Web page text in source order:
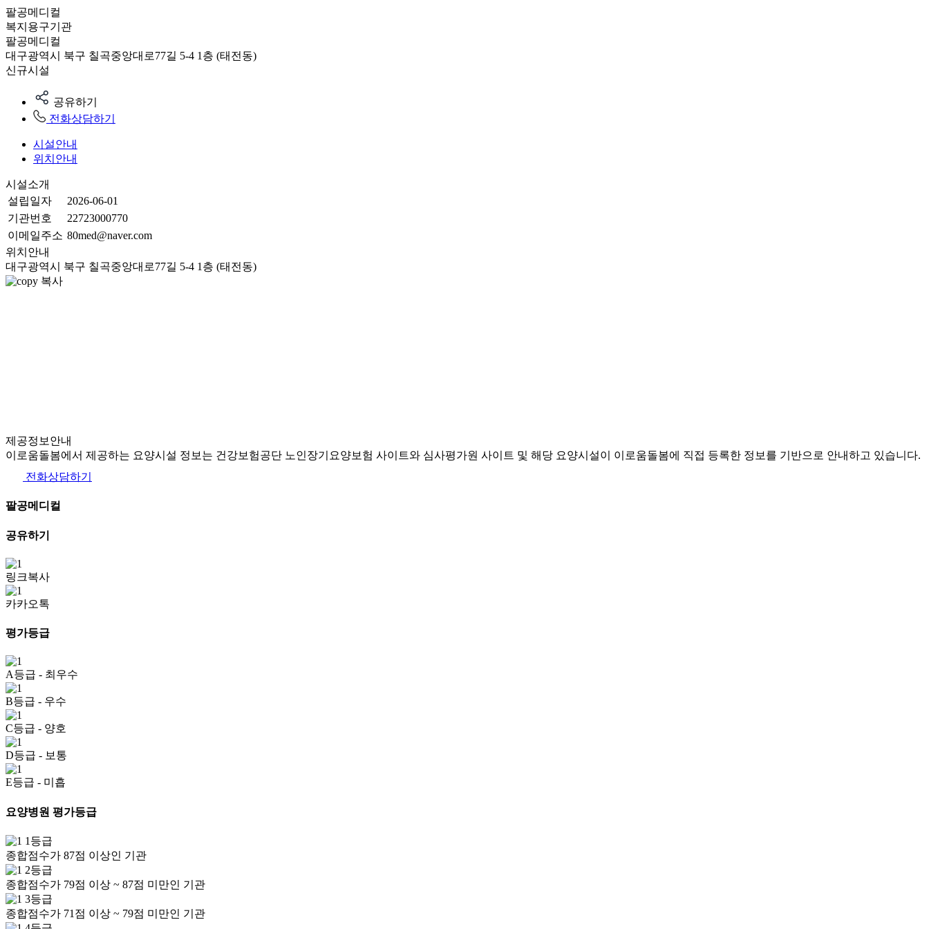
팔공메디컬
복지용구기관
팔공메디컬
대구광역시 북구 칠곡중앙대로77길 5-4 1층 (태전동)
신규시설
공유하기
전화상담하기
시설안내
위치안내
시설소개
설립일자
2026-06-01
기관번호
22723000770
이메일주소 80med@naver.com
위치안내
대구광역시 북구 칠곡중앙대로77길 5-4 1층 (태전동)
복사
제공정보안내
이로움돌봄에서 제공하는 요양시설 정보는 건강보험공단 노인장기요양보험 사이트와 심사평가원 사이트 및 해당 요양시설이 이로움돌봄에 직접 등록한 정보를 기반으로 안내하고 있습니다.
전화상담하기
팔공메디컬
공유하기
링크복사
카카오톡
평가등급
A등급 - 최우수
B등급 - 우수
C등급 - 양호
D등급 - 보통
E등급 - 미흡
요양병원 평가등급
1등급
종합점수가 87점 이상인 기관
2등급
종합점수가 79점 이상 ~ 87점 미만인 기관
3등급
종합점수가 71점 이상 ~ 79점 미만인 기관